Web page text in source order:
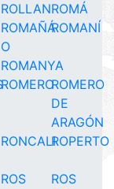
ROLLANROMÁ
ROMAÑÁ
O
ROMANYA
ROMANÍ
ROMEROROMERO
DE
ARAGÓN
RONCALIROPERTO
ROS
ROS